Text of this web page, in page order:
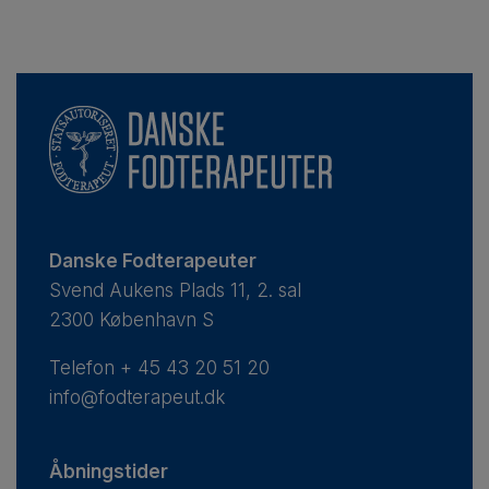
Danske Fodterapeuter
Svend Aukens Plads 11, 2. sal
2300 København S
Telefon + 45 43 20 51 20
info@fodterapeut.dk
Åbningstider